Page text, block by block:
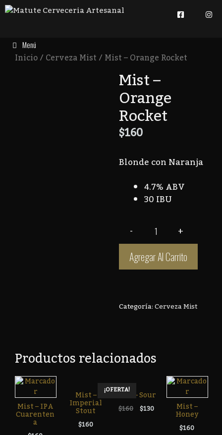
Menú
Inicio/Cerveza Mist/ Mist – Orange Rocket
Mist –
Orange
Rocket
$160
Blonde con Naranja
4.7% ABV
30 IBU
Agregar Al Carrito
Categoría:Cerveza Mist
Productos relacionados
Mist – IPA
Cuarenten
A
Mist –
Imperial
Stout
$160
¡OFERTA!Mist – Sour
$160 $130 Mist –
Honey
$160